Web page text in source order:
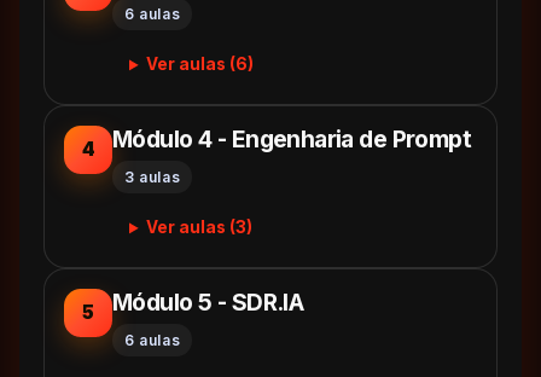
6 aulas
Ver aulas (6)
4 Módulo 4 - Engenharia de Prompt
3 aulas
Ver aulas (3)
5 Módulo 5 - SDR.IA
6 aulas